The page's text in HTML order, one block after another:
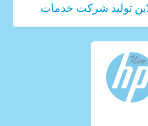
تولید شركت خدمات